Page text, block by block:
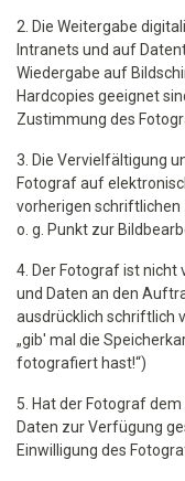
2. Die Weitergabe
Intranets und auf
Wiedergabe auf
Hardcopies geeignet
Zustimmung des
3. Die Vervielfältigung
Fotograf auf
vorherigen schriftlichen
o. g. Punkt zur
4. Der Fotograf ist nicht
und Daten an den
ausdrücklich schriftlich
„gib' mal die
fotografiert hast!“)
5. Hat der Fotograf
Daten zur Verfügung
Einwilligung des